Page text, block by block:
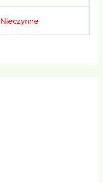
Nieczynne